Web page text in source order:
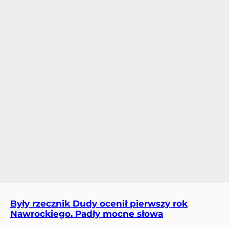
Były rzecznik Dudy ocenił pierwszy rok
Nawrockiego. Padły mocne słowa